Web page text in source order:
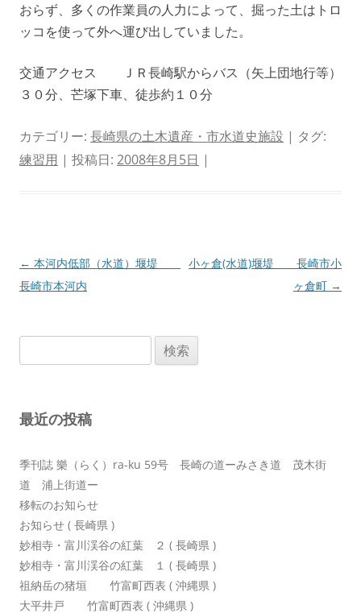
おらず、多くの作業員の人力によって、掘った土はトロ
ッコを使って外へ運び出していました。
交通アクセス ＪＲ長崎駅からバス（矢上団地行等）
３０分、芒塚下車、徒歩約１０分
カテゴリー: 長崎県の土木遺産・市水道史施設 | タグ:
練習用 | 投稿日: 2008年8月5日 |
投
稿
ョ
← 本河内低部（水道）堰堤
長崎市本河内
小ヶ倉(水道)堰堤 長崎市小
ヶ倉町 →
索:
最近の投稿
季刊誌 樂（らく）ra-ku 59号 長崎の道ーみさき道 茂木街
道 浦上街道ー
移転のお知らせ
お知らせ ( 長崎県 )
妙相寺・富川渓谷の紅葉 ２ ( 長崎県 )
妙相寺・富川渓谷の紅葉 １ ( 長崎県 )
祖納岳の猪垣 竹富町西表 ( 沖縄県 )
大平井戸 竹富町西表 ( 沖縄県 )